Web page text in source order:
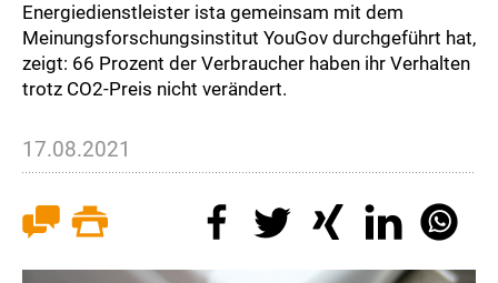
Energiedienstleister ista gemeinsam mit dem
Meinungsforschungsinstitut YouGov durchgeführt hat,
zeigt: 66 Prozent der Verbraucher haben ihr Verhalten
trotz CO2-Preis nicht verändert.
17.08.2021